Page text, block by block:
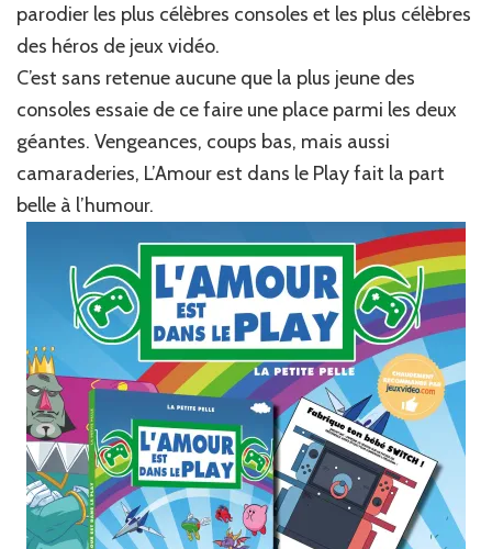
parodier les plus célèbres consoles et les plus célèbres
des héros de jeux vidéo.
C’est sans retenue aucune que la plus jeune des
consoles essaie de ce faire une place parmi les deux
géantes. Vengeances, coups bas, mais aussi
camaraderies, L’Amour est dans le Play fait la part
belle à l’humour.